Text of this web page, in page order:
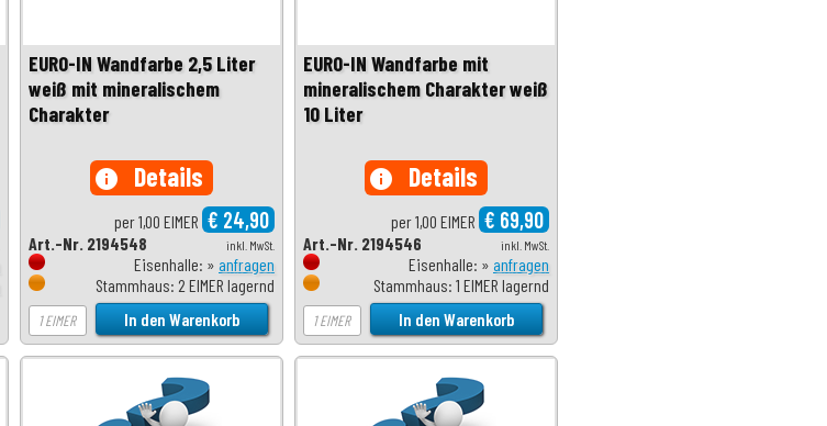
EURO-IN Wandfarbe 2,5 Liter
weiß mit mineralischem
Charakter
info Details
per 1,00 EIMER € 24,90
inkl. MwSt.
Art.-Nr. 2194548
Eisenhalle: » anfragen
Stammhaus: 2 EIMER lagernd
EURO-IN Wandfarbe mit
mineralischem Charakter weiß
10 Liter
info Details
per 1,00 EIMER € 69,90
inkl. MwSt.
Art.-Nr. 2194546
Eisenhalle: » anfragen
Stammhaus: 1 EIMER lagernd